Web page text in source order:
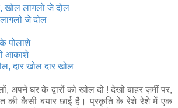
खोल लागलो जे दोल
जे दोल
पोलाशे
आकाशे
दार खोल दार खोल
अपने घर के द्वारों को खोल दो ! देखो बाहर ज़मीं पर,
कैसी बयार छाई है। प्रकृति के रेशे रेशे में एक